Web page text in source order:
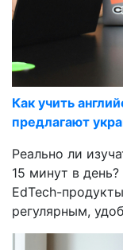
Как учить
предлагают
Реально ли
15 минут в
EdTech-
регулярным,